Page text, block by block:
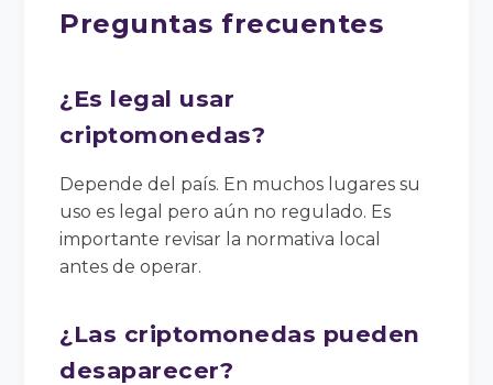
Preguntas frecuentes
¿Es legal usar
criptomonedas?
Depende del país. En muchos lugares su
uso es legal pero aún no regulado. Es
importante revisar la normativa local
antes de operar.
¿Las criptomonedas pueden
desaparecer?